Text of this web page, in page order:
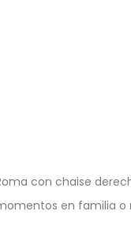
con chaise
en familia o